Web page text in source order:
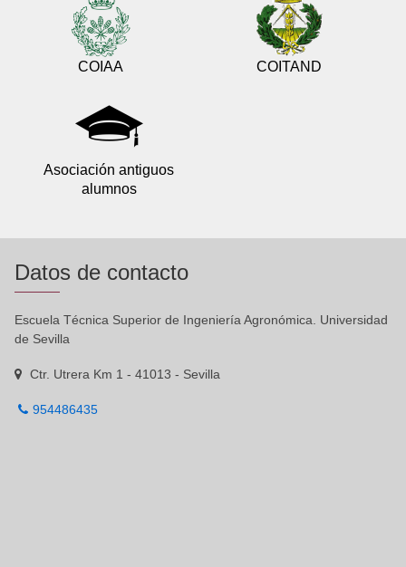
COIAA COITAND
Asociación antiguos
alumnos
Datos de contacto
Escuela Técnica Superior de Ingeniería Agronómica. Universidad
de Sevilla
Ctr. Utrera Km 1 - 41013 - Sevilla
954486435